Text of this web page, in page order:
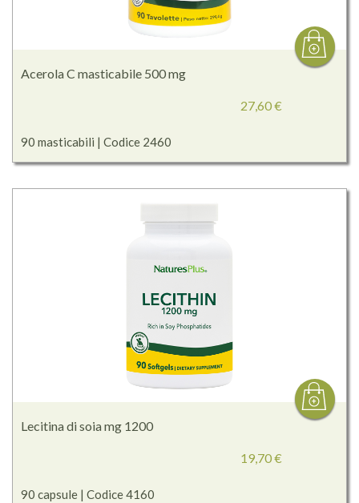
Acerola C masticabile 500 mg
90 masticabili | Codice 2460
27,60 €
Lecitina di soia mg 1200
90 capsule | Codice 4160
19,70 €